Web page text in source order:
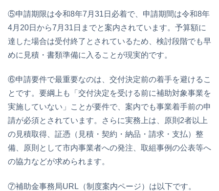
⑤申請期限は令和8年7月31日必着で、申請期間は令和8年
4月20日から7月31日までと案内されています。予算額に
達した場合は受付終了とされているため、検討段階でも早
めに見積・書類準備に入ることが現実的です。
⑥申請要件で最重要なのは、交付決定前の着手を避けるこ
とです。要綱上も「交付決定を受ける前に補助対象事業を
実施していない」ことが要件で、案内でも事業着手前の申
請が必須とされています。さらに実務上は、原則2者以上
の見積取得、証憑（見積・契約・納品・請求・支払）整
備、原則として市内事業者への発注、取組事例の公表等へ
の協力などが求められます。
⑦補助金事務局URL（制度案内ページ）は以下です。